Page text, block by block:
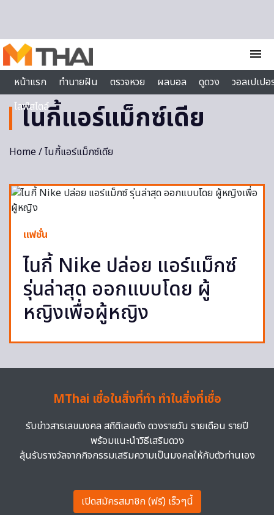
menu
หน้าแรก
ทำนายฝัน ตรวจหวย ผลบอล ดูดวง
วอลเปเป
ไลฟ์สไตล์
ไนกี้แอร์แม็กซ์เดีย
Home/ ไนกี้แอร์แม็กซ์เดีย
แฟชั่น
ไนกี้ Nike ปล่อย แอร์แม็กซ์
รุ่นล่าสุด ออกแบบโดย ผู้
หญิงเพื่อผู้หญิง
MThai เชื่อในสิ่งที่ทำ ทำในสิ่งที่เชื่อ
รับข่าวสารเลขมงคล สถิติเลขดัง ดวงรายวัน รายเดือน รายปี
พร้อมแนะนำวิธีเสริมดวง
ลุ้นรับรางวัลจากกิจกรรมเสริมความเป็นมงคลให้กับตัวท่านเอง
เปิดสมัครสมาชิก (ฟรี) เร็วๆนี้